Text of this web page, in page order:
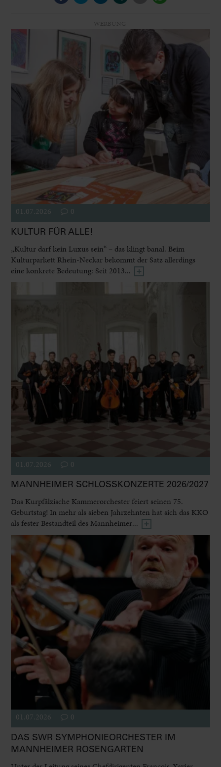
01.07.2026 0
KULTUR FÜR ALLE!
„Kultur darf kein Luxus sein“ – das klingt banal. Beim
Kulturparkett Rhein-Neckar bekommt der Satz allerdings
eine konkrete Bedeutung: Seit 2013...
01.07.2026 0
MANNHEIMER SCHLOSSKONZERTE 2026/2027
Das Kurpfälzische Kammerorchester feiert seinen 75.
Geburtstag! In mehr als sieben Jahrzehnten hat sich das KKO
als fester Bestandteil des Mannheimer...
01.07.2026 0
DAS SWR SYMPHONIEORCHESTER IM
MANNHEIMER ROSENGARTEN